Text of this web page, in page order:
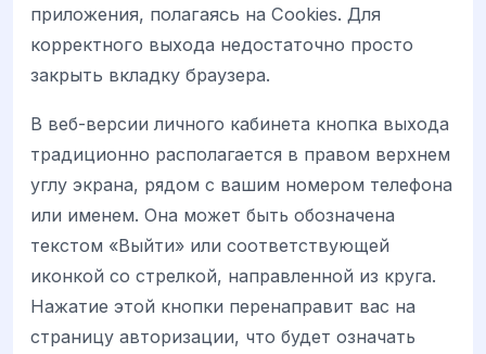
приложения, полагаясь на Cookies. Для
корректного выхода недостаточно просто
закрыть вкладку браузера.
В веб-версии личного кабинета кнопка выхода
традиционно располагается в правом верхнем
углу экрана, рядом с вашим номером телефона
или именем. Она может быть обозначена
текстом «Выйти» или соответствующей
иконкой со стрелкой, направленной из круга.
Нажатие этой кнопки перенаправит вас на
страницу авторизации, что будет означать